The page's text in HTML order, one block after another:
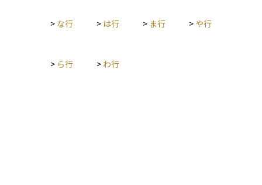
> な行 > は行 > ま行 > や行
> ら行 > わ行